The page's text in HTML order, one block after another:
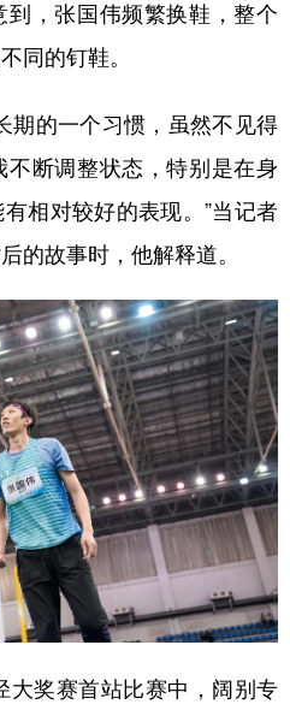
健康 军事
金融 汽车
信息化 数字经济
银龄
时尚 悦读
亚太网 上市公司
河北 山西
上海 江苏
，张国伟频繁换鞋，整个
同的钉鞋。
的一个习惯，虽然不见得
不断调整状态，特别是在身
相对较好的表现。”当记者
的故事时，他解释道。
奖赛首站比赛中，阔别专